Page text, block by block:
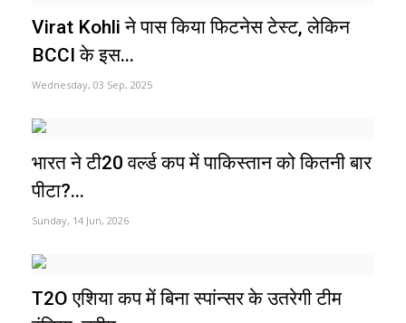
Virat Kohli ने पास किया फिटनेस टेस्ट, लेकिन
BCCI के इस...
Wednesday, 03 Sep, 2025
भारत ने टी20 वर्ल्ड कप में पाकिस्तान को कितनी बार
पीटा?...
Sunday, 14 Jun, 2026
T2O एशिया कप में बिना स्पांन्सर के उतरेगी टीम